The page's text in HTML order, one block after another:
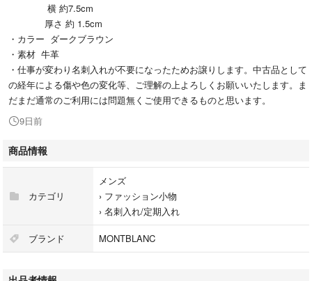
横 約7.5cm
厚さ 約 1.5cm
・カラー ダークブラウン
・素材 牛革
・仕事が変わり名刺入れが不要になったためお譲りします。中古品として
の経年による傷や色の変化等、ご理解の上よろしくお願いいたします。ま
だまだ通常のご利用には問題無くご使用できるものと思います。
9日前
商品情報
カテゴリ
メンズ
› ファッション小物
› 名刺入れ/定期入れ
ブランド MONTBLANC